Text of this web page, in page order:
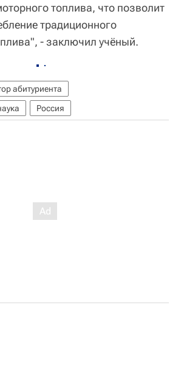
топлива, что позволит
традиционного
- заключил учёный.
абитуриента
Россия